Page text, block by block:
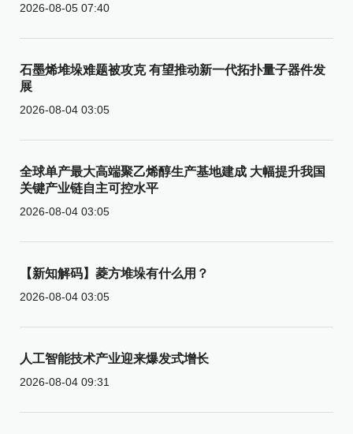
2026-08-05 07:40
石墨烯堆垛难题被攻克 有望推动新一代拓扑量子器件发
展
2026-08-04 03:05
全球单产最大高端聚乙烯醇生产基地建成 大幅提升我国
关键产业链自主可控水平
2026-08-04 03:05
【新知解码】菱方堆垛有什么用？
2026-08-04 03:05
人工智能技术产业迎来爆发式增长
2026-08-04 09:31